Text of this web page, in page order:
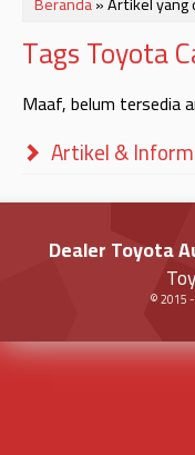
Tags Toyota
Maaf, belum tersedia
Artikel &
Dealer Toyota
© 2015 -